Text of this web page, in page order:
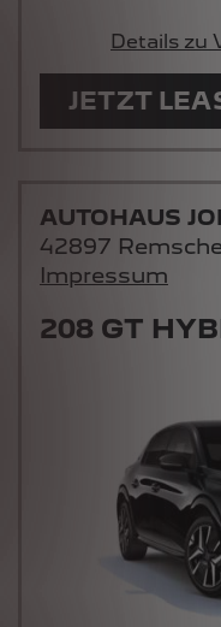
JETZT
AUTOHAUS
42897
Impressum